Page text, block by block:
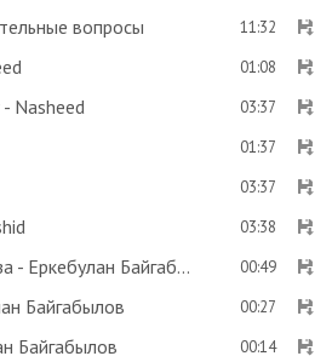
вопросы 11:32
01:08
Nasheed 03:37
01:37
03:37
03:38
Тасбих тарауих намаза - Еркебулан Байгабылов 00:49
Байгабылов 00:27
Байгабылов 00:14